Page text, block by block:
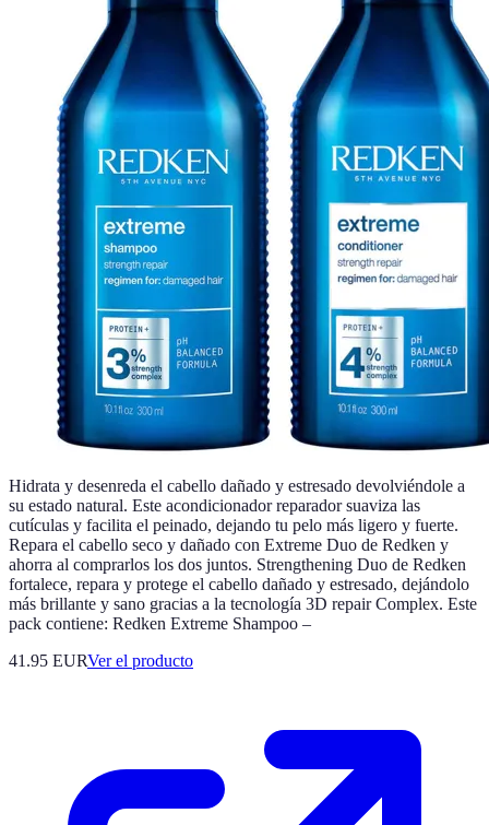
Hidrata y desenreda el cabello dañado y estresado devolviéndole a
su estado natural. Este acondicionador reparador suaviza las
cutículas y facilita el peinado, dejando tu pelo más ligero y fuerte.
Repara el cabello seco y dañado con Extreme Duo de Redken y
ahorra al comprarlos los dos juntos. Strengthening Duo de Redken
fortalece, repara y protege el cabello dañado y estresado, dejándolo
más brillante y sano gracias a la tecnología 3D repair Complex. Este
pack contiene: Redken Extreme Shampoo –
41.95 EURVer el producto